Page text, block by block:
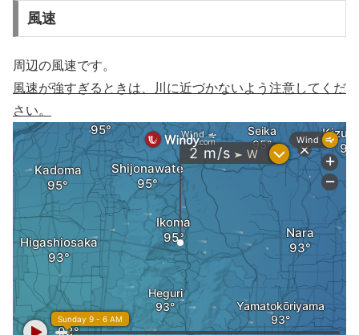
風速
周辺の風速です。
風速が強すぎるときは、川に近づかないよう注意してくだ
さい。